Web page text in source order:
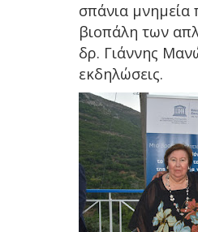
σπάνια μνημεία
βιοπάλη των
δρ. Γιάννης
εκδηλώσεις.